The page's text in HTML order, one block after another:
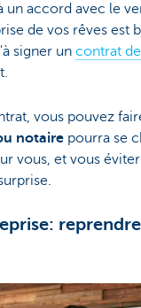
un accord avec le
de vos rêves est
signer un contrat
vous pouvez
notaire pourra se
vous, et vous